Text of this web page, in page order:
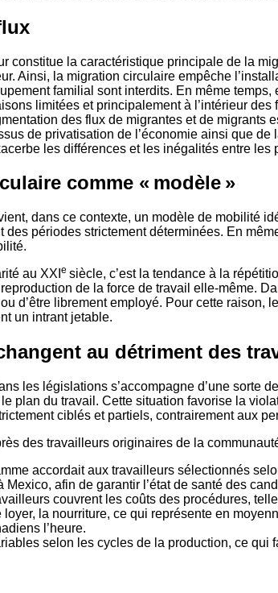
constitue la caractéristique principale de la
Ainsi, la migration circulaire empêche
familial sont interdits. En même
limitées et principalement à l’intérieur
des flux de migrantes et de
de privatisation de l’économie ainsi que
les différences et les inégalités entre
comme « modèle »
dans ce contexte, un modèle de mobilité
des périodes strictement déterminées. En
au XXI e siècle, c’est la tendance à la
de la force de travail elle-même.
ou d’être librement employé. Pour cette
un intrant jetable.
au détriment des
les législations s’accompagne d’une sorte
plan du travail. Cette situation favorise la
ciblés et partiels, contrairement aux
des travailleurs originaires de la
accordait aux travailleurs sélectionnés
Mexico, afin de garantir l’état de santé des
couvrent les coûts des procédures,
loyer, la nourriture, ce qui représente en
l’heure.
selon les cycles de la production, ce qui